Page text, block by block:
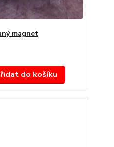
magnet
do košíku